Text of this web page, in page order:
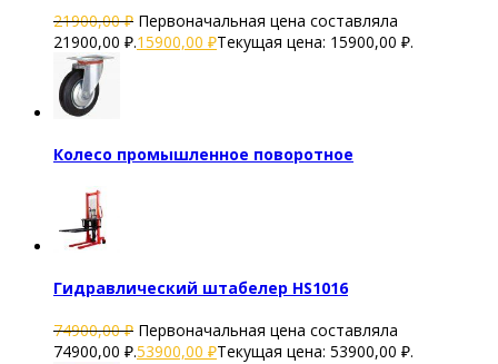
21900,00₽ Первоначальная цена составляла
21900,00 ₽.15900,00 ₽Текущая цена: 15900,00 ₽.
Колесо промышленное поворотное
Гидравлический штабелер HS1016
74900,00₽ Первоначальная цена составляла
74900,00 ₽.53900,00 ₽Текущая цена: 53900,00 ₽.